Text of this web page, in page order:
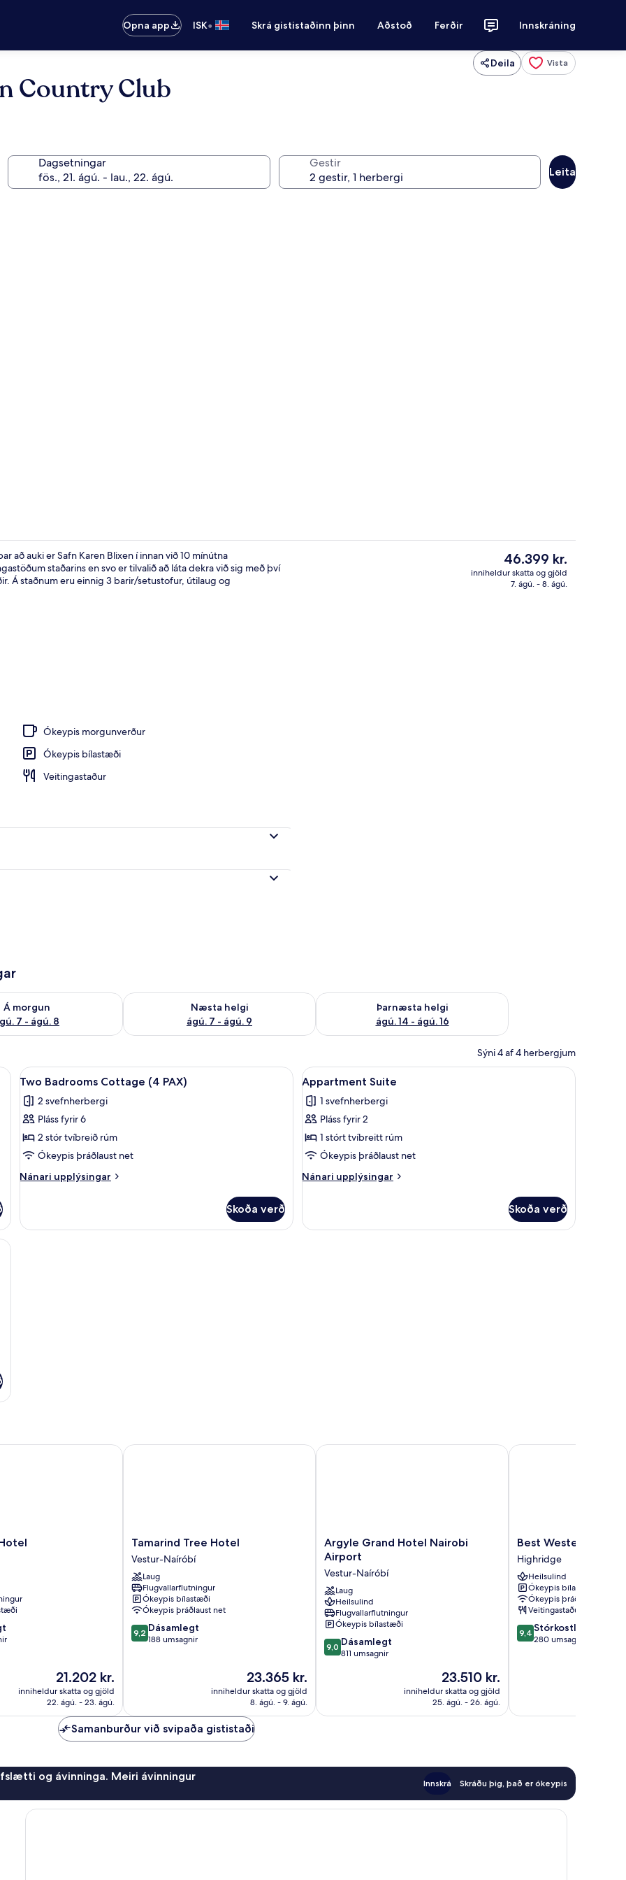
Opna app
ISK• Skrá gististaðinn þinn Aðstoð Ferðir Innskráning
Deila Vista
Country Club
Dagsetningar Gestir
Leita
Deluxe Cottage Suite | Rúmföt af bestu gerð, míníbar, öryggishólf í herbergi, skrifborð
Two Badrooms Cottage (4 PAX) |
að auki er Safn Karen Blixen í innan við 10 mínútna
staðarins en svo er tilvalið að láta dekra við sig með því
Á staðnum eru einnig 3 barir/setustofur, útilaug og
Ókeypis morgunverður
Ókeypis bílastæði
Veitingastaður
Núverandi
verð
er
46.399 kr.
inniheldur skatta og gjöld
7. ágú. - 8. ágú.
Á morgun
7 - ágú. 8
á morgun ágú. 7 - ágú. 8
Næsta helgi
ágú. 7 - ágú. 9
Athuga framboð næstu helgi ágú. 7 - ágú. 9
Þarnæsta helgi
ágú. 14 - ágú. 16
Athuga framboð þarnæstu helgi ágú. 14 - ágú. 16
Sýni 4 af 4 herbergjum
í herbergi, skrifborð
Skoða
allar
myndir
fyrir
Two
Badrooms
Cottage
(4
23
Two Badrooms Cottage (4 PAX)
2 svefnherbergi
Pláss fyrir 6
2 stór tvíbreið rúm
Ókeypis þráðlaust net
Nánari upplýsingar
Nánari
Badrooms
Skoða verð
Skoða
allar
myndir
fyrir
Appartment
Suite
Appartment Suite | Útsýni yfir garðinn
28
Appartment Suite
1 svefnherbergi
Pláss fyrir 2
1 stórt tvíbreitt rúm
Ókeypis þráðlaust net
Nánari upplýsingar
Nánari
Suite
Skoða verð
í herbergi, skrifborð
Verðið
er
21.202 kr.
21.202 kr.
inniheldur skatta og gjöld
22. ágú. - 23. ágú.
Tamarind
Tree
Hotel
Vestur-
Naíróbí
Tamarind Tree Hotel
Vestur-Naíróbí
Laug
Flugvallarflutningur
Ókeypis bílastæði
Ókeypis þráðlaust net
9.2
af
9,2 Dásamlegt
188 umsagnir
Verðið
er
23.365 kr.
23.365 kr.
inniheldur skatta og gjöld
8. ágú. - 9. ágú.
Tamarind Tree Hotel
Argyle
Grand
Hotel
Nairobi
Airport
Vestur-
Naíróbí
Argyle Grand Hotel Nairobi
Airport
Vestur-Naíróbí
Laug
Heilsulind
Flugvallarflutningur
Ókeypis bílastæði
9.0
af
9,0 Dásamlegt
811 umsagnir
Verðið
er
23.510 kr.
23.510 kr.
inniheldur skatta og gjöld
25. ágú. - 26. ágú.
Argyle Grand Hotel Nairobi Airport
Best
Western
Premier
Westlands
Highridge
Best Western
Highridge
Heilsulind
Ókeypis bílastæði
Ókeypis þráðlaust net
Veitingastaður
9.4
af
9,4 Stórkostlegt
280 umsagnir
Best Western Premier
Samanburður við svipaða gististaði
og ávinninga. Meiri ávinningur
Innskrá Skráðu þig, það er ókeypis